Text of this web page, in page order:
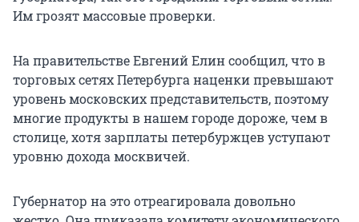
Им грозят массовые проверки.
На правительстве Евгений Елин сообщил, что в
торговых сетях Петербурга наценки превышают
уровень московских представительств, поэтому
многие продукты в нашем городе дороже, чем в
столице, хотя зарплаты петербуржцев уступают
уровню дохода москвичей.
Губернатор на это отреагировала довольно